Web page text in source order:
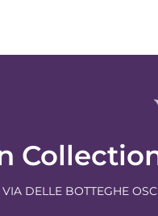
VIA DELLE BOTTEGHE